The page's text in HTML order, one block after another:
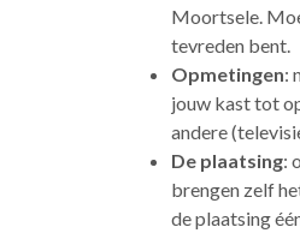
Moortsele.
tevreden bent.
Opmetingen:
jouw kast tot
andere
De plaatsing:
brengen zelf
de plaatsing